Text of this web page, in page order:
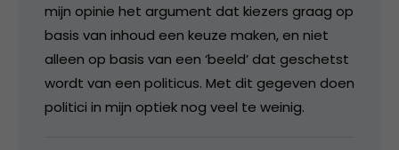
mijn opinie het argument dat kiezers graag op
basis van inhoud een keuze maken, en niet
alleen op basis van een ‘beeld’ dat geschetst
wordt van een politicus. Met dit gegeven doen
politici in mijn optiek nog veel te weinig.